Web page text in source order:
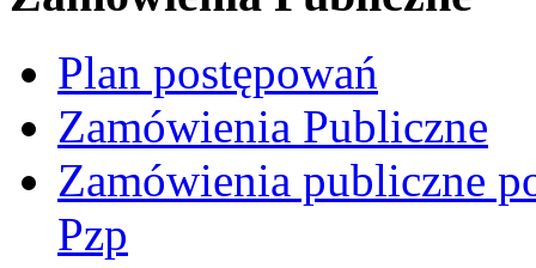
Plan postępowań
Zamówienia Publiczne
Zamówienia publiczne
Pzp